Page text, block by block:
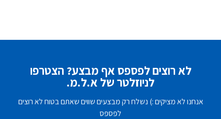
לא רוצים לפספס אף מבצע? הצטרפו
לניוזלטר של א.ל.מ.
אנחנו לא מציקים :) נשלח רק מבצעים שווים שאתם בטוח לא רוצים
לפספס